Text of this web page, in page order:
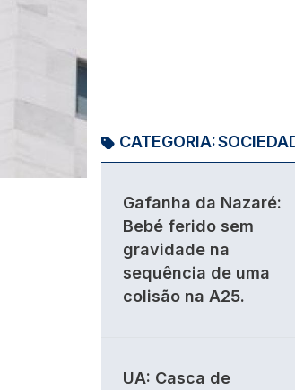
CATEGORIA:
Gafanha da Nazaré:
Bebé ferido sem
gravidade na
sequência de uma
colisão na A25.
UA: Casca de